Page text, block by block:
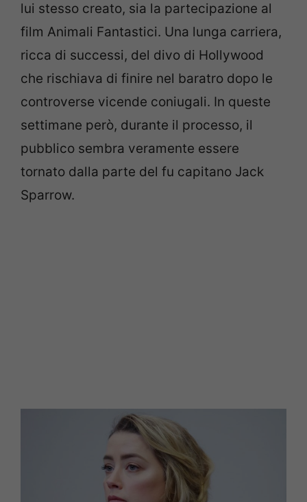
lui stesso creato, sia la partecipazione al
film Animali Fantastici. Una lunga carriera,
ricca di successi, del divo di Hollywood
che rischiava di finire nel baratro dopo le
controverse vicende coniugali. In queste
settimane però, durante il processo, il
pubblico sembra veramente essere
tornato dalla parte del fu capitano Jack
Sparrow.